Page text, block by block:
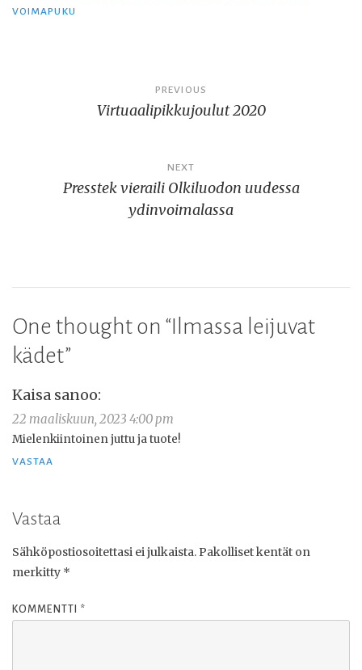
VOIMAPUKU
PREVIOUS
Virtuaalipikkujoulut 2020
NEXT
Presstek vieraili Olkiluodon uudessa
ydinvoimalassa
One thought on “Ilmassa leijuvat
kädet”
Kaisa sanoo:
22 maaliskuun, 2023 4:00 pm
Mielenkiintoinen juttu ja tuote!
VASTAA
Vastaa
Sähköpostiosoitettasi ei julkaista.Pakolliset kentät on
merkitty *
KOMMENTTI *